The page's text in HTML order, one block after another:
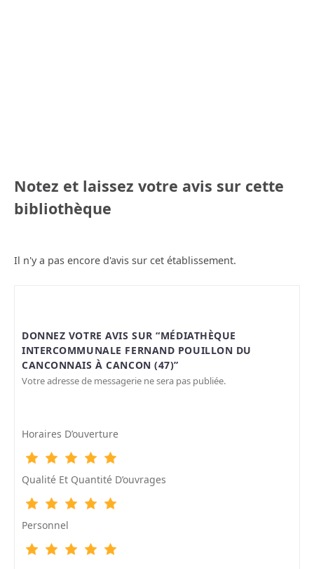
Notez et laissez votre avis sur cette
bibliothèque
Il n'y a pas encore d'avis sur cet établissement.
DONNEZ VOTRE AVIS SUR “MÉDIATHÈQUE
INTERCOMMUNALE FERNAND POUILLON DU
CANCONNAIS À CANCON (47)”
Votre adresse de messagerie ne sera pas publiée.
Horaires D’ouverture
Qualité Et Quantité D’ouvrages
Personnel